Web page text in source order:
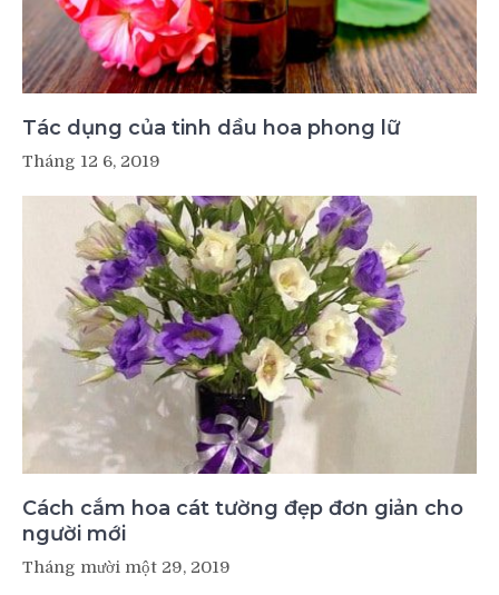
Tác dụng của tinh dầu hoa phong lữ
Tháng 12 6, 2019
Cách cắm hoa cát tường đẹp đơn giản cho
người mới
Tháng mười một 29, 2019